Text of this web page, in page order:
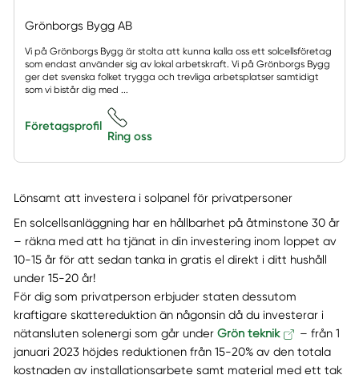
Grönborgs Bygg AB
Vi på Grönborgs Bygg är stolta att kunna kalla oss ett solcellsföretag
som endast använder sig av lokal arbetskraft. Vi på Grönborgs Bygg
ger det svenska folket trygga och trevliga arbetsplatser samtidigt
som vi bistår dig med ...
Företagsprofil
Ring oss
Lönsamt att investera i solpanel för privatpersoner
En solcellsanläggning har en hållbarhet på åtminstone 30 år
– räkna med att ha tjänat in din investering inom loppet av
10-15 år för att sedan tanka in gratis el direkt i ditt hushåll
under 15-20 år!
För dig som privatperson erbjuder staten dessutom
kraftigare skattereduktion än någonsin då du investerar i
nätansluten solenergi som går under Grön teknik
– från 1
januari 2023 höjdes reduktionen från 15-20% av den totala
kostnaden av installationsarbete samt material med ett tak